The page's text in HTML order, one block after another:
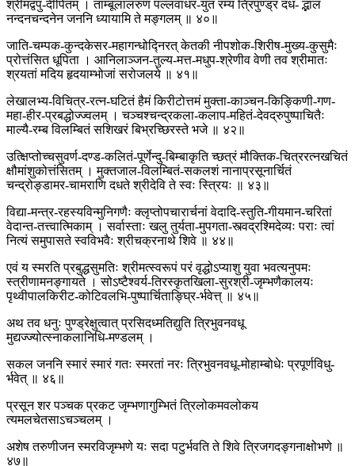
श्रीमद्वपु-र्दीपितम् । ताम्बूलालरुण पल्लवाधर-युतं रम्यं त्रिपुण्ड्रं दध- द्भालं
नन्दनचन्दनेन जननि ध्यायामि ते मङ्गलम् ॥ ४०॥
जाति-चम्पक-कुन्दकेसर-महागन्धोद्निरत् केतकी नीपशोक-शिरीष-मुख्य-कुसुमैः
प्रोत्तंसित धूपिता । आनिलाञ्जन-तुल्य-मत्त-मधुप-श्रेणीव वेणी तव श्रीमातः
श्रयतां मदिय हृदयाम्भोजां सरोजलये ॥ ४१॥
लेखालभ्य-विचित्र-रत्न-घटितं हैमं किरीटोत्तमं मुक्ता-काञ्चन-किङ्किणी-गण-
महा-हीर-प्रबद्धोज्ज्वलम् । चञ्चश्चन्द्रकला-कलाप-महितं-देवद्रुपुष्पाचितैः
माल्यै-रम्ब विलम्बितं सशिखरं बिभ्रच्छिरस्ते भजे ॥ ४२॥
उत्क्षिप्तोच्चसुवर्ण-दण्ड-कलितं-पूर्णेन्दु-बिम्बाकृति च्छत्रं मौक्तिक-चित्ररत्नखचितं
क्षौमांशुकोत्तंसितम् । मुक्तजाल-विलम्बितं-सकलशं नानाप्रसूनार्चितं
चन्द्रोङ्डामर-चामराणि दधते श्रीदेवि ते स्वः स्त्रियः ॥ ४३॥
विद्या-मन्त्र-रहस्यविन्मुनिगणैः क्लृप्तोपचारार्चनां वेदादि-स्तुति-गीयमान-चरितां
वेदान्त-तत्त्वात्मिकाम् । सर्वास्ताः खलु तुर्यता-मुपगता-स्त्वद्रश्मिदेव्यः पराः त्वां
नित्यं समुपासते स्वविभवैः श्रीचक्रनाथे शिवे ॥ ४४॥
एवं य स्मरति प्रबुद्धसुमतिः श्रीमत्स्वरूपं परं वृद्धोऽप्याशु युवा भवत्यनुपमः
स्त्रीणामनङ्गायते । सोऽष्टैश्वर्य-तिरस्कृतखिला-सुरश्री-जृम्भणैकालयः
पृथ्वीपालकिरीट-कोटिवलभि-पुष्पार्चिताङ्घ्रि-र्भवेत्त् ॥ ४५॥
अथ तव धनुः पुण्ड्रेक्षुत्वात् प्रसिदध्मतिद्युति त्रिभुवनवधू
मुद्यज्ज्योत्स्नाकलानिधि-मण्डलम् ।
सकल जननि स्मारं स्मारं गतः स्मरतां नरः त्रिभुवनवधू-मोहाम्बोधेः प्रपूर्णविधु-
र्भवेत् ॥ ४६॥
प्रसून शर पञ्चक प्रकट जृम्भणागुम्भितं त्रिलोकमवलोकय
त्यमलचेतसाऽचञ्चलम् ।
अशेष तरुणीजन स्मरविजृम्भणे यः सदा पटुर्भवति ते शिवे त्रिजगदङ्गनाक्षोभणे ॥
४७॥